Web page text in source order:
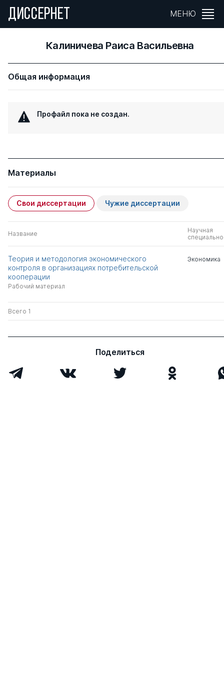
ДИССЕРНЕТ МЕНЮ
Калиничева Раиса Васильевна
Общая информация
Профайл пока не создан.
Материалы
Свои диссертации Чужие диссертации
Название
Научная
Теория и методология экономического
контроля в организациях потребительской
кооперации
Рабочий материал
Экономика
Всего 1
Поделиться